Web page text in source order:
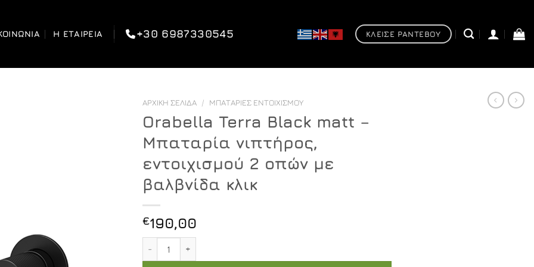
Η ΕΤΑΙΡΕΊΑ +30 6987330545 ΚΛΕΙΣΕ ΡΑΝΤΕΒΟΥ
ΑΡΧΙΚΉ ΣΕΛΊΔΑ / ΜΠΑΤΑΡΊΕΣ ΕΝΤΟΙΧΙΣΜΟΎ
Orabella Terra Black matt –
Μπαταρία νιπτήρος,
εντοιχισμού 2 οπών με
βαλβνίδα κλικ
€190,00